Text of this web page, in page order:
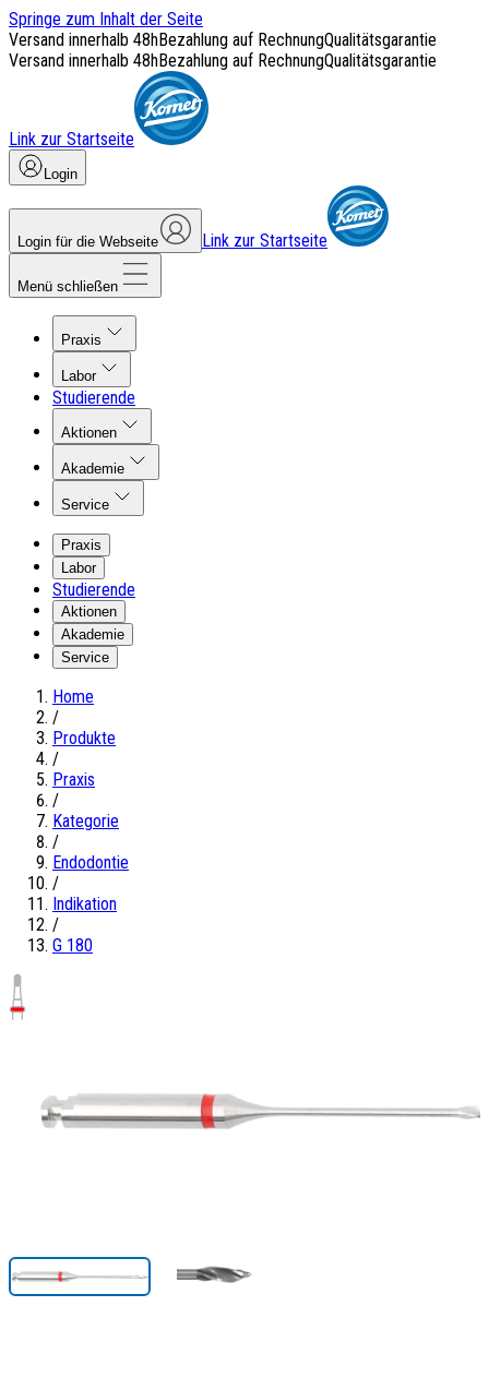
Springe zum Inhalt der Seite
Versand innerhalb 48hBezahlung auf RechnungQualitätsgarantie
Versand innerhalb 48hBezahlung auf RechnungQualitätsgarantie
Link zur Startseite
Login
Login für die Webseite Link zur Startseite
Menü schließen
Praxis
Labor
Studierende
Aktionen
Akademie
Service
Praxis
Labor
Studierende
Aktionen
Akademie
Service
Home
/
Produkte
/
Praxis
/
Kategorie
/
Endodontie
/
Indikation
/
G 180